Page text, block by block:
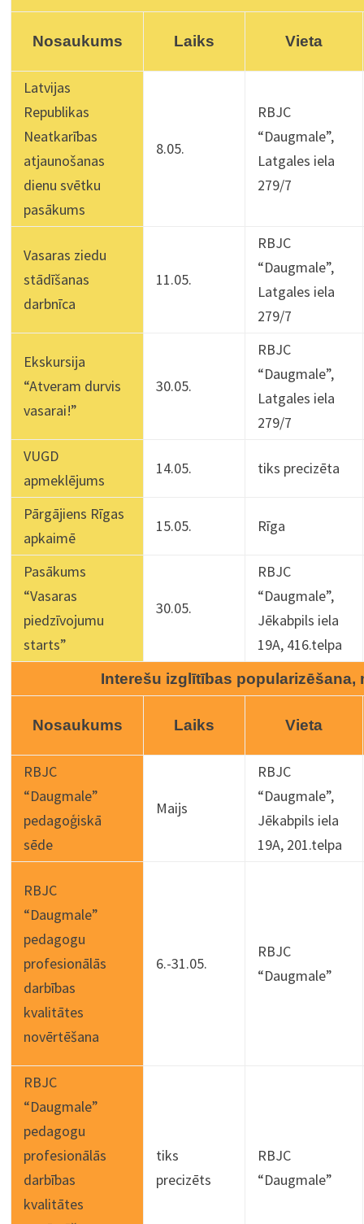
Nosaukums Laiks Vieta
Latvijas
Republikas
Neatkarības
atjaunošanas
dienu svētku
pasākums
8.05.
RBJC
“Daugmale”,
Latgales iela
279/7
Vasaras ziedu
stādīšanas
darbnīca
11.05.
RBJC
“Daugmale”,
Latgales iela
279/7
Ekskursija
“Atveram durvis
vasarai!”
30.05.
RBJC
“Daugmale”,
Latgales iela
279/7
VUGD
apmeklējums
14.05. tiks precizēta
Pārgājiens Rīgas
apkaimē
15.05. Rīga
Pasākums
“Vasaras
piedzīvojumu
starts”
30.05.
RBJC
“Daugmale”,
Jēkabpils iela
19A, 416.telpa
Interešu izglītības popularizēšana,
Nosaukums Laiks Vieta
RBJC
“Daugmale”
pedagoģiskā
sēde
Maijs
RBJC
“Daugmale”,
Jēkabpils iela
19A, 201.telpa
RBJC
“Daugmale”
pedagogu
profesionālās
darbības
kvalitātes
novērtēšana
6.-31.05.
RBJC
“Daugmale”
RBJC
“Daugmale”
pedagogu
profesionālās
darbības
kvalitātes
tiks
precizēts
RBJC
“Daugmale”